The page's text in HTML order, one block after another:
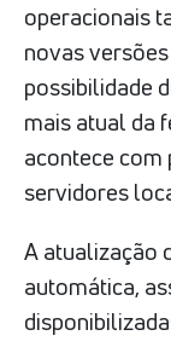
operacionais
novas
possibilidade
mais atual da
acontece
servidores
A atualização
automática,